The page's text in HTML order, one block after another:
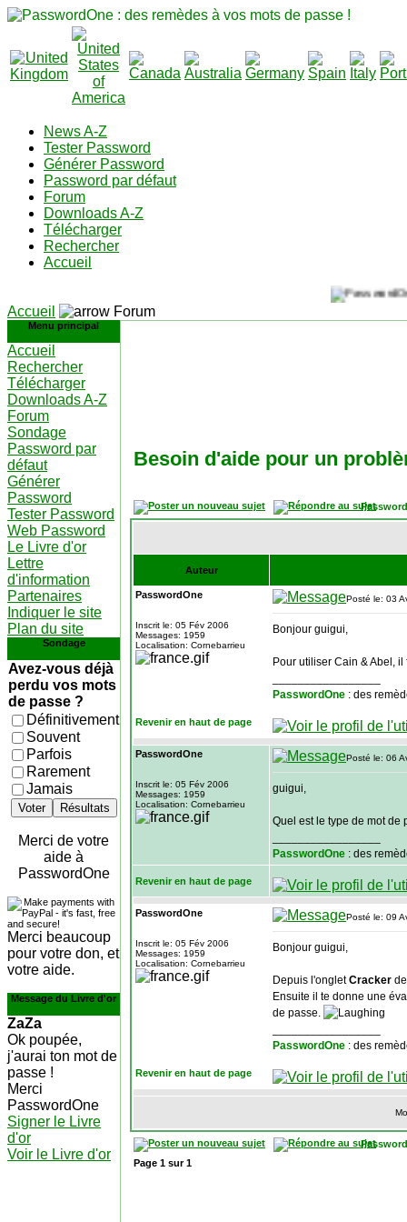
News A-Z
Tester Password
Générer Password
Password par défaut
Forum
Downloads A-Z
Télécharger
Rechercher
Accueil
Accueil Forum
Menu principal
Accueil
Rechercher
Télécharger
Downloads A-Z
Forum
Sondage
Password par
défaut
Générer
Password
Tester Password
Web Password
Le Livre d'or
Lettre
d'information
Partenaires
Indiquer le site
Plan du site
Sondage
Avez-vous déjà
perdu vos mots
de passe ?
Définitivement
Souvent
Parfois
Rarement
Jamais
Voter Résultats
Merci de votre
aide à
PasswordOne
Merci beaucoup
pour votre don, et
votre aide.
Message du Livre d'or
ZaZa
Ok poupée,
j'aurai ton mot de
passe !
Merci
PasswordOne
Signer le Livre
d'or
Voir le Livre d'or
Besoin d'aide pour un
Auteur
PasswordOne
Inscrit le: 05 Fév 2006
Messages: 1959
Localisation: Cornebarrieu
Posté le: 03
Bonjour guigui,
Pour utiliser Cain & Abel,
PasswordOne : des
Revenir en haut de page
PasswordOne
Inscrit le: 05 Fév 2006
Messages: 1959
Localisation: Cornebarrieu
Posté le: 06
guigui,
Quel est le type de mot de
PasswordOne : des
Revenir en haut de page
PasswordOne
Inscrit le: 05 Fév 2006
Messages: 1959
Localisation: Cornebarrieu
Posté le: 09
Bonjour guigui,
Depuis l'ongletCracker
Ensuite il te donne une
de passe.
PasswordOne : des
Revenir en haut de page
Page 1 sur1